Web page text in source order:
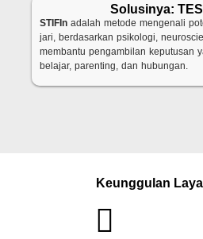
Solusinya:
STIFIn adalah metode mengenali
jari, berdasarkan psikologi,
membantu pengambilan keputusan
belajar, parenting, dan hubungan.
Keunggulan